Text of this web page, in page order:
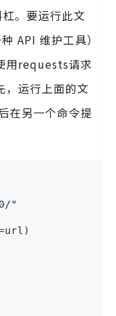
。要运行此文
API 维护工具）
用requests请求
，运行上面的文
在另一个命令提
"